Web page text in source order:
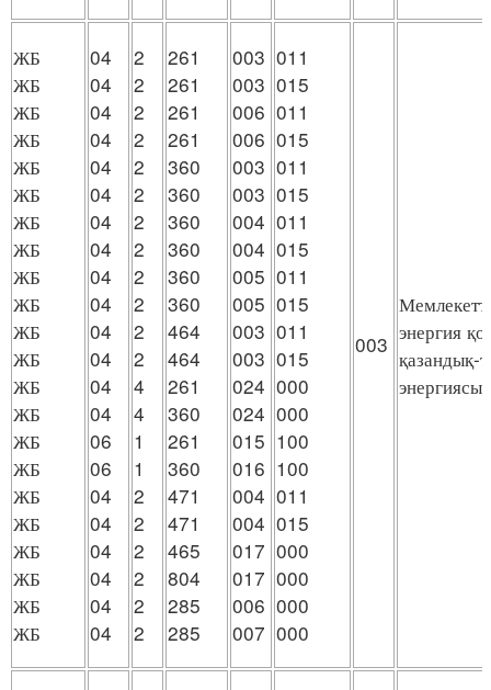
ЖБ
ЖБ
ЖБ
ЖБ
ЖБ
ЖБ
ЖБ
ЖБ
ЖБ
ЖБ
ЖБ
ЖБ
ЖБ
ЖБ
ЖБ
ЖБ
ЖБ
ЖБ
ЖБ
ЖБ
ЖБ
ЖБ
04
04
04
04
04
04
04
04
04
04
04
04
04
04
06
06
04
04
04
04
04
04
2
2
2
2
2
2
2
2
2
2
2
2
4
4
1
1
2
2
2
2
2
2
261
261
261
261
360
360
360
360
360
360
464
464
261
360
261
360
471
471
465
804
285
285
003
003
006
006
003
003
004
004
005
005
003
003
024
024
015
016
004
004
017
017
006
007
011
015
011
015
011
015
011
015
011
015
011
015
000
000
100
100
011
015
000
000
000
000
003 энергия
қазандық-